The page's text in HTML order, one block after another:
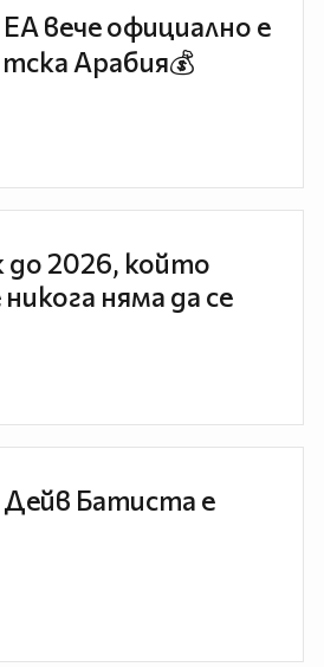
вече официално е
Арабия💰
до 2026, който
няма да се
Батиста е